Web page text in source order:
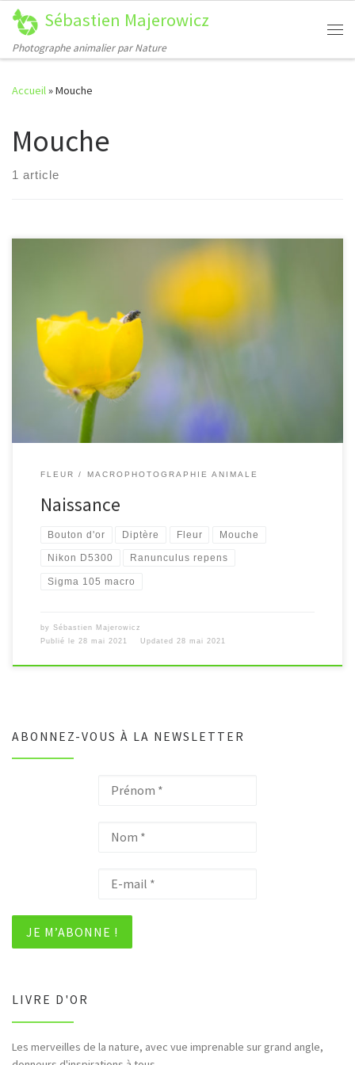
Passer au contenu
Sébastien Majerowicz
Photographe animalier par Nature
Accueil»Mouche
Mouche
1 article
[…]
FLEUR MACROPHOTOGRAPHIE ANIMALE
Naissance
Bouton d'or Diptère Fleur Mouche
Nikon D5300 Ranunculus repens
Sigma 105 macro
by Sébastien Majerowicz
Publié le 28 mai 2021 Updated 28 mai 2021
ABONNEZ-VOUS À LA NEWSLETTER
LIVRE D'OR
Les merveilles de la nature, avec vue imprenable sur grand angle,